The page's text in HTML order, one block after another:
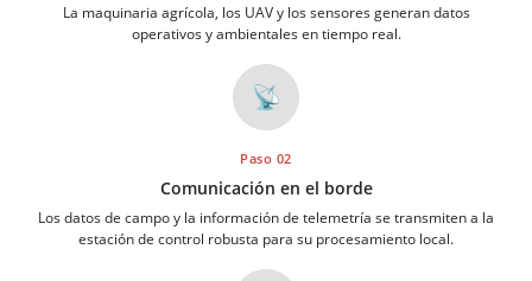
La maquinaria agrícola, los UAV y los sensores generan datos
operativos y ambientales en tiempo real.
📡
Paso 02
Comunicación en el borde
Los datos de campo y la información de telemetría se transmiten a la
estación de control robusta para su procesamiento local.